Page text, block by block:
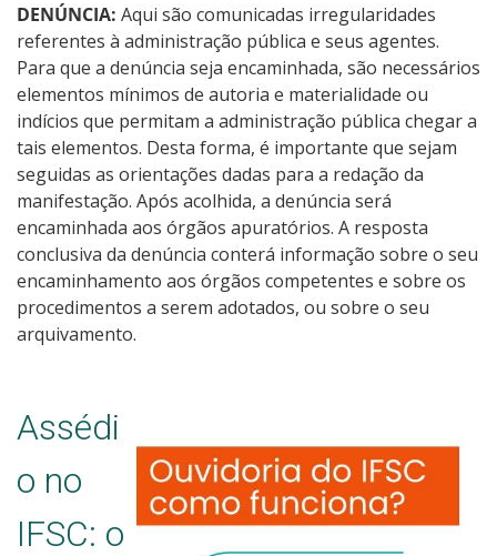
DENÚNCIA: Aqui são comunicadas irregularidades
referentes à administração pública e seus agentes.
Para que a denúncia seja encaminhada, são necessários
elementos mínimos de autoria e materialidade ou
indícios que permitam a administração pública chegar a
tais elementos. Desta forma, é importante que sejam
seguidas as orientações dadas para a redação da
manifestação. Após acolhida, a denúncia será
encaminhada aos órgãos apuratórios. A resposta
conclusiva da denúncia conterá informação sobre o seu
encaminhamento aos órgãos competentes e sobre os
procedimentos a serem adotados, ou sobre o seu
arquivamento.
Assédi
o no
IFSC: o